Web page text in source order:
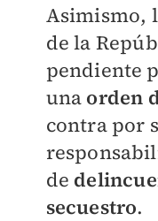
Asimismo,
de la
pendiente
una orden
contra por
de
secuestro.